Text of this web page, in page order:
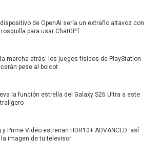
dispositivo de OpenAI sería un extraño altavoz con
para usar ChatGPT
marcha atrás: los juegos físicos de PlayStation
pese al boicot
la función estrella del Galaxy S26 Ultra a este
y Prime Video estrenan HDR10+ ADVANCED: así
imagen de tu televisor